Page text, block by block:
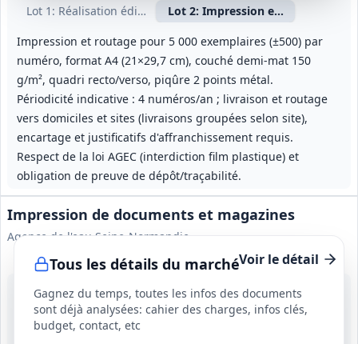
Lot 1 : Réalisation éditoriale et graphique
Lot 2: Impression et routage
Impression et routage pour 5 000 exemplaires (±500) par
numéro, format A4 (21×29,7 cm), couché demi-mat 150
g/m², quadri recto/verso, piqûre 2 points métal.
Périodicité indicative : 4 numéros/an ; livraison et routage
vers domiciles et sites (livraisons groupées selon site),
encartage et justificatifs d'affranchissement requis.
Respect de la loi AGEC (interdiction film plastique) et
obligation de preuve de dépôt/traçabilité.
Tous les détails du marché
Gagnez du temps, toutes les infos des documents
sont déjà analysées: cahier des charges, infos clés,
budget, contact, etc
Impression de documents et magazines
Agence de l'eau Seine-Normandie
Voir le détail
15 sept. 2026
Multiples
1 an, reconductible 3 fois (durée maximale 4 ans)